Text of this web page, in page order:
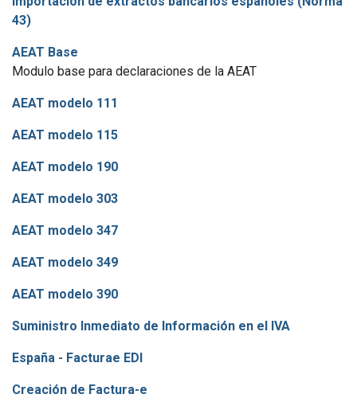
43)
AEAT Base
Modulo base para declaraciones de la AEAT
AEAT modelo 111
AEAT modelo 115
AEAT modelo 190
AEAT modelo 303
AEAT modelo 347
AEAT modelo 349
AEAT modelo 390
Suministro Inmediato de Información en el IVA
España - Facturae EDI
Creación de Factura-e